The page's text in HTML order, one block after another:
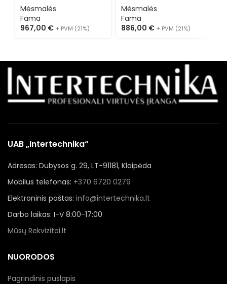
Mėsmalės
Fama
967,00 € + PVM (21%)
Mėsmalės
Fama
886,00 € + PVM (21%)
UAB „Intertechnika“
Adresas: Dubysos g. 29, LT-91181, Klaipėda
Mobilus telefonas: +370 6720 0279
Elektroninis paštas: info@intertechnika.lt
Darbo laikas: I-V 8:00-17:00
Mūsų Rekvizitai.lt
NUORODOS
Pagrindinis puslapis